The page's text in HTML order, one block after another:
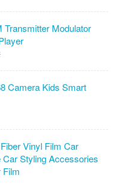
Transmitter Modulator
Camera Kids Smart
Vinyl Film Car
Styling Accessories
Film